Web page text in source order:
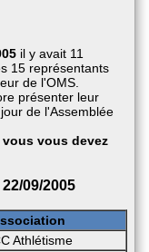
il y avait 11
15 représentants
de l'OMS.
présenter leur
, jour de l'Assemblée
vous vous devez
09/2005
Athlétisme